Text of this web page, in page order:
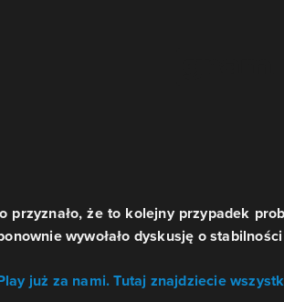
przyznało, że to kolejny przypadek
wywołało dyskusję o
już za nami. Tutaj znajdziecie